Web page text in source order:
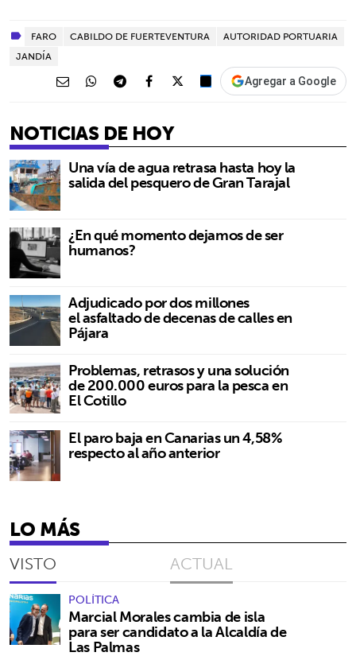
FARO CABILDO DE FUERTEVENTURA
AUTORIDAD PORTUARIA
JANDÍA
Agregar a Google
NOTICIAS DE HOY
Una vía de agua retrasa hasta hoy la
salida del pesquero de Gran Tarajal
¿En qué momento dejamos de ser
humanos?
Adjudicado por dos millones
el asfaltado de decenas de calles en
Pájara
Problemas, retrasos y una solución
de 200.000 euros para la pesca en
El Cotillo
El paro baja en Canarias un 4,58%
respecto al año anterior
LO MÁS
VISTO ACTUAL
POLÍTICA
Marcial Morales cambia de isla
para ser candidato a la Alcaldía de
Las Palmas